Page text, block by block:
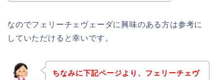
なのでフェリーチェヴェーダに興味のある方は参考に
していただけると幸いです。
ちなみに下記ページより、フェリーチェヴ